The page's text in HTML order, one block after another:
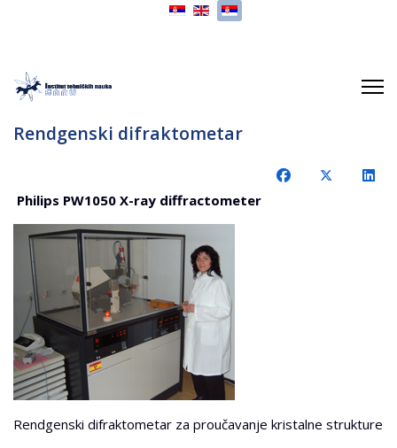
Izaberite vaš jezik
Rendgenski difraktometar
Philips PW1050 X-ray diffractometer
Rendgenski difraktometar za proučavanje kristalne strukture